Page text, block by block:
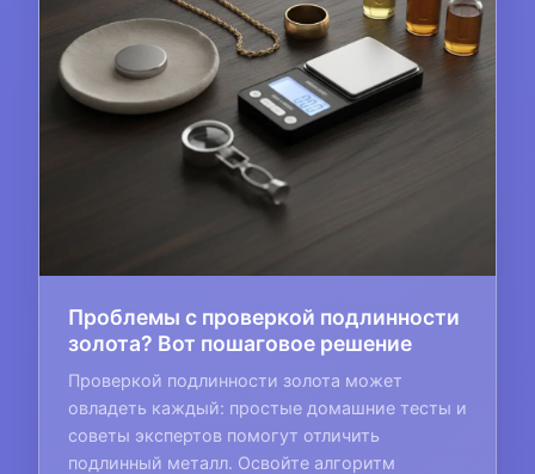
Проблемы с проверкой подлинности
золота? Вот пошаговое решение
Проверкой подлинности золота может
овладеть каждый: простые домашние тесты и
советы экспертов помогут отличить
подлинный металл. Освойте алгоритм